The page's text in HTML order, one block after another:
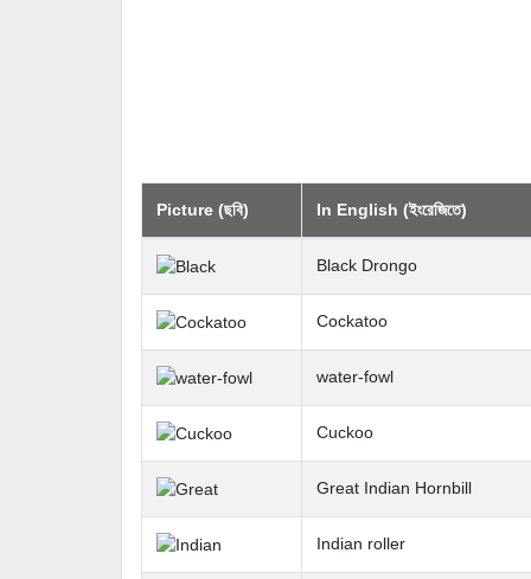
Picture (ছবি) In English (ইংরেজিতে)
Black Drongo
Cockatoo
water-fowl
Cuckoo
Great Indian Hornbill
Indian roller